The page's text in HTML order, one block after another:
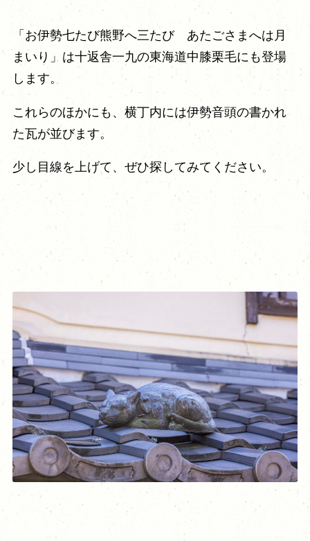
「お伊勢七たび熊野へ三たび あたごさまへは月
まいり」は十返舎一九の東海道中膝栗毛にも登場
します。
これらのほかにも、横丁内には伊勢音頭の書かれ
た瓦が並びます。
少し目線を上げて、ぜひ探してみてください。